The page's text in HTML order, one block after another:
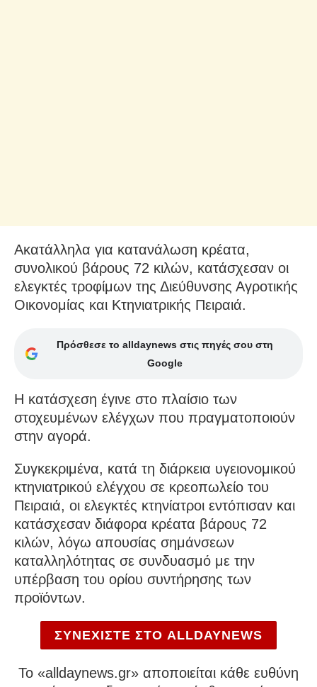
Ακατάλληλα για κατανάλωση κρέατα,
συνολικού βάρους 72 κιλών, κατάσχεσαν οι
ελεγκτές τροφίμων της Διεύθυνσης Αγροτικής
Οικονομίας και Κτηνιατρικής Πειραιά.
Πρόσθεσε το alldaynews στις πηγές σου στη
Google
Η κατάσχεση έγινε στο πλαίσιο των
στοχευμένων ελέγχων που πραγματοποιούν
στην αγορά.
Συγκεκριμένα, κατά τη διάρκεια υγειονομικού
κτηνιατρικού ελέγχου σε κρεοπωλείο του
Πειραιά, οι ελεγκτές κτηνίατροι εντόπισαν και
κατάσχεσαν διάφορα κρέατα βάρους 72
κιλών, λόγω απουσίας σημάνσεων
καταλληλότητας σε συνδυασμό με την
υπέρβαση του ορίου συντήρησης των
προϊόντων.
ΣΥΝΕΧΙΣΤΕ ΣΤΟ ALLDAYNEWS
To «alldaynews.gr» αποποιείται κάθε ευθύνη